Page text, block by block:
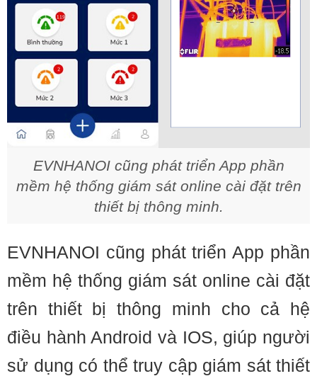
EVNHANOI cũng phát triển App phần
mềm hệ thống giám sát online cài đặt trên
thiết bị thông minh.
EVNHANOI cũng phát triển App phần
mềm hệ thống giám sát online cài đặt
trên thiết bị thông minh cho cả hệ
điều hành Android và IOS, giúp người
sử dụng có thể truy cập giám sát thiết